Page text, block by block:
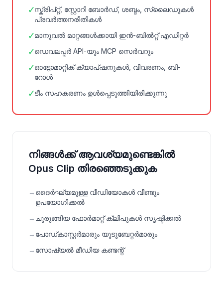
✓സ്ക്രിപ്റ്റ്, സ്റ്റോറി ബോർഡ്, ശബ്ദം, സ്ലൈഡുകൾ
പ്രവർത്തനരീതികൾ
✓മാനുവൽ മാറ്റങ്ങൾക്കായി ഇൻ-ബിൽറ്റ് എഡിറ്റർ
✓ഡെവലപ്പർ API-യും MCP സെർവറും
✓ഓട്ടോമാറ്റിക് ക്യാപ്ഷനുകൾ, വിവരണം, ബി-
റോൾ
✓ടീം സഹകരണം ഉൾപ്പെടുത്തിയിരിക്കുന്നു
നിങ്ങൾക്ക് ആവശ്യമുണ്ടെങ്കിൽ
Opus Clip തിരഞ്ഞെടുക്കുക
→ ദൈർഘ്യമുള്ള വീഡിയോകൾ വീണ്ടും
ഉപയോഗിക്കൽ
→ ചുരുങ്ങിയ ഫോർമാറ്റ് ക്ലിപുകൾ സൃഷ്ടിക്കൽ
→ പോഡ്കാസ്റ്റർമാരും യൂടൂബേറ്റർമാരും
→ സോഷ്യൽ മീഡിയ കണ്ടന്റ്